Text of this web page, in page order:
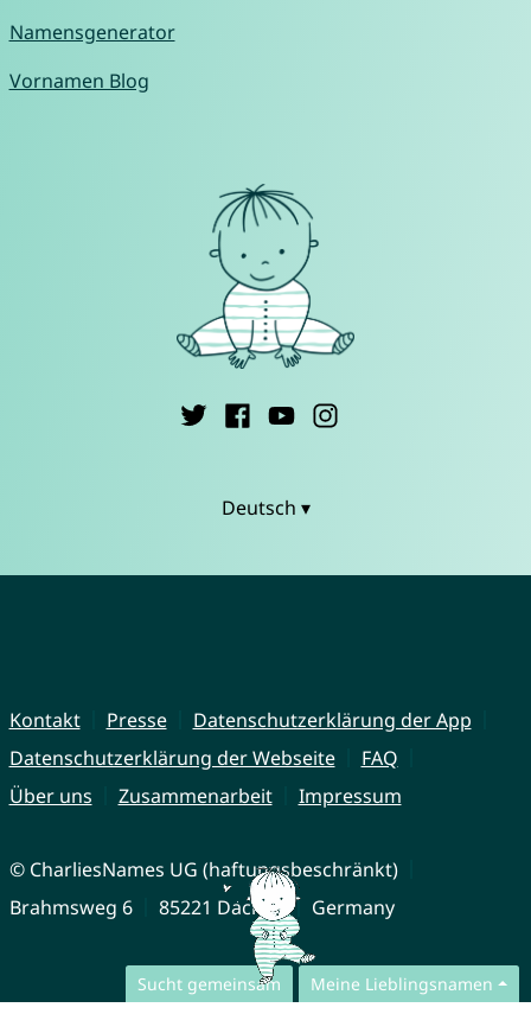
Sucht gemeinsam Meine Lieblingsnamen
Namensgenerator
Vornamen Blog
Deutsch ▾
Kontakt Presse
Datenschutzerklärung der App
Datenschutzerklärung der Webseite
FAQ
Über uns
Zusammenarbeit Impressum
© CharliesNames UG (haftungsbeschränkt)
Brahmsweg 6
85221 Dachau Germany